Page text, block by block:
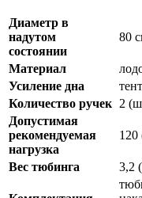
Диаметр в
надутом
состоянии
80
Материал
Усиление дна
Количество ручек 2
Допустимая
рекомендуемая
нагрузка
120
Вес тюбинга 3,2